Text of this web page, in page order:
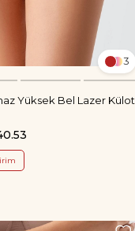
3
Yüksek Bel Lazer Külot